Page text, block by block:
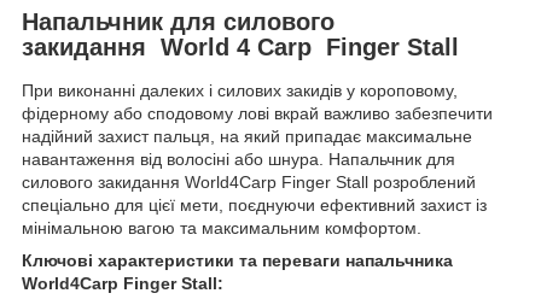
Напальчник для силового
закидання World 4 Carp Finger Stall
При виконанні далеких і силових закидів у короповому,
фідерному або сподовому лові вкрай важливо забезпечити
надійний захист пальця, на який припадає максимальне
навантаження від волосіні або шнура. Напальчник для
силового закидання World4Carp Finger Stall розроблений
спеціально для цієї мети, поєднуючи ефективний захист із
мінімальною вагою та максимальним комфортом.
Ключові характеристики та переваги напальчника
World4Carp Finger Stall: